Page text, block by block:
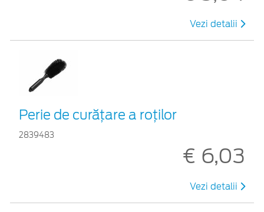
Vezi detalii
Perie de curățare a roților
2839483
€ 6,03
Vezi detalii